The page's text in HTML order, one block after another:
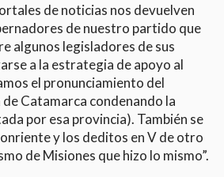
de noticias nos devuelven
de nuestro partido que
algunos legisladores de sus
a la estrategia de apoyo al
el pronunciamiento del
Catamarca condenando la
por esa provincia). También se
y los deditos en V de otro
de Misiones que hizo lo mismo”.